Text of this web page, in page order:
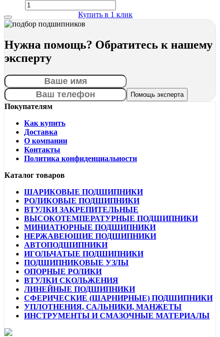
Купить в 1 клик
Нужна помощь? Обратитесь к нашему
эксперту
Покупателям
Как купить
Доставка
О компании
Контакты
Политика конфиденциальности
Каталог товаров
ШАРИКОВЫЕ ПОДШИПНИКИ
РОЛИКОВЫЕ ПОДШИПНИКИ
ВТУЛКИ ЗАКРЕПИТЕЛЬНЫЕ
ВЫСОКОТЕМПЕРАТУРНЫЕ ПОДШИПНИКИ
МИНИАТЮРНЫЕ ПОДШИПНИКИ
НЕРЖАВЕЮЩИЕ ПОДШИПНИКИ
АВТОПОДШИПНИКИ
ИГОЛЬЧАТЫЕ ПОДШИПНИКИ
ПОДШИПНИКОВЫЕ УЗЛЫ
ОПОРНЫЕ РОЛИКИ
ВТУЛКИ СКОЛЬЖЕНИЯ
ЛИНЕЙНЫЕ ПОДШИПНИКИ
СФЕРИЧЕСКИЕ (ШАРНИРНЫЕ) ПОДШИПНИКИ
УПЛОТНЕНИЯ, САЛЬНИКИ, МАНЖЕТЫ
ИНСТРУМЕНТЫ И СМАЗОЧНЫЕ МАТЕРИАЛЫ